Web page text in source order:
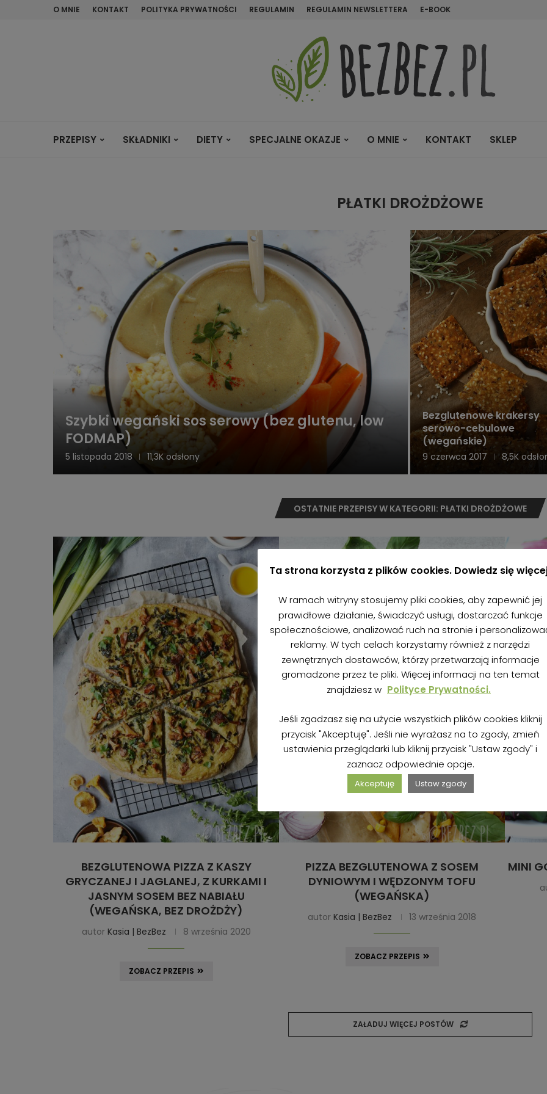
O MNIE KONTAKT POLITYKA PRYWATNOŚCI REGULAMIN REGULAMIN NEWSLETTERA E-BOOK
PRZEPISY SKŁADNIKI DIETY SPECJALNE OKAZJE O MNIE KONTAKT SKLEP
PŁATKI DROŻDŻOWE
Szybki wegański sos serowy (bez glutenu, low
FODMAP)
5 listopada 2018 11,3K odsłony
Bezglutenowe krakersy
serowo-cebulowe
(wegańskie)
9 czerwca 2017 8,5K
OSTATNIE PRZEPISY W KATEGORII: PŁATKI DROŻDŻOWE
BEZGLUTENOWA PIZZA Z KASZY
GRYCZANEJ I JAGLANEJ, Z KURKAMI I
JASNYM SOSEM BEZ NABIAŁU
(WEGAŃSKA, BEZ DROŻDŻY)
autor Kasia | BezBez 8 września 2020
ZOBACZ PRZEPIS
PIZZA BEZGLUTENOWA Z SOSEM
DYNIOWYM I WĘDZONYM TOFU
(WEGAŃSKA)
autor Kasia | BezBez 13 września 2018
ZOBACZ PRZEPIS
MINI
ZAŁADUJ WIĘCEJ POSTÓW
Ta strona korzysta z plików cookies. Dowiedz się
W ramach witryny stosujemy pliki cookies, aby zapewnić jej
prawidłowe działanie, świadczyć usługi, dostarczać funkcje
społecznościowe, analizować ruch na stronie i
reklamy. W tych celach korzystamy również z narzędzi
zewnętrznych dostawców, którzy przetwarzają informacje
gromadzone przez te pliki. Więcej informacji na ten temat
znajdziesz w Polityce Prywatności.
Jeśli zgadzasz się na użycie wszystkich plików cookies kliknij
przycisk "Akceptuję". Jeśli nie wyrażasz na to zgody, zmień
ustawienia przeglądarki lub kliknij przycisk "Ustaw zgody" i
zaznacz odpowiednie opcje.
Akceptuję Ustaw zgody